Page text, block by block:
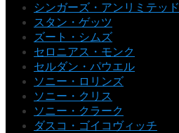
シンガーズ・アンリミテッド
スタン・ゲッツ
ズート・シムズ
セロニアス・モンク
セルダン・パウエル
ソニー・ロリンズ
ソニー・クリス
ソニー・クラーク
ダスコ・ゴイコヴィッチ